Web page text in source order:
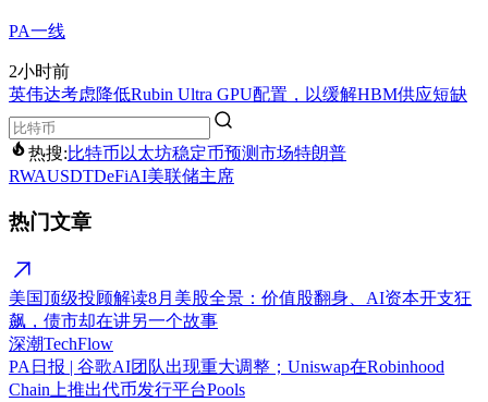
PA一线
2小时前
英伟达考虑降低Rubin Ultra GPU配置，以缓解HBM供应短缺
热搜:比特币 以太坊稳定币预测市场特朗普
RWAUSDTDeFiAI美联储主席
热门文章
美国顶级投顾解读8月美股全景：价值股翻身、AI资本开支狂
飙，债市却在讲另一个故事
深潮TechFlow
PA日报 | 谷歌AI团队出现重大调整；Uniswap在Robinhood
Chain上推出代币发行平台Pools